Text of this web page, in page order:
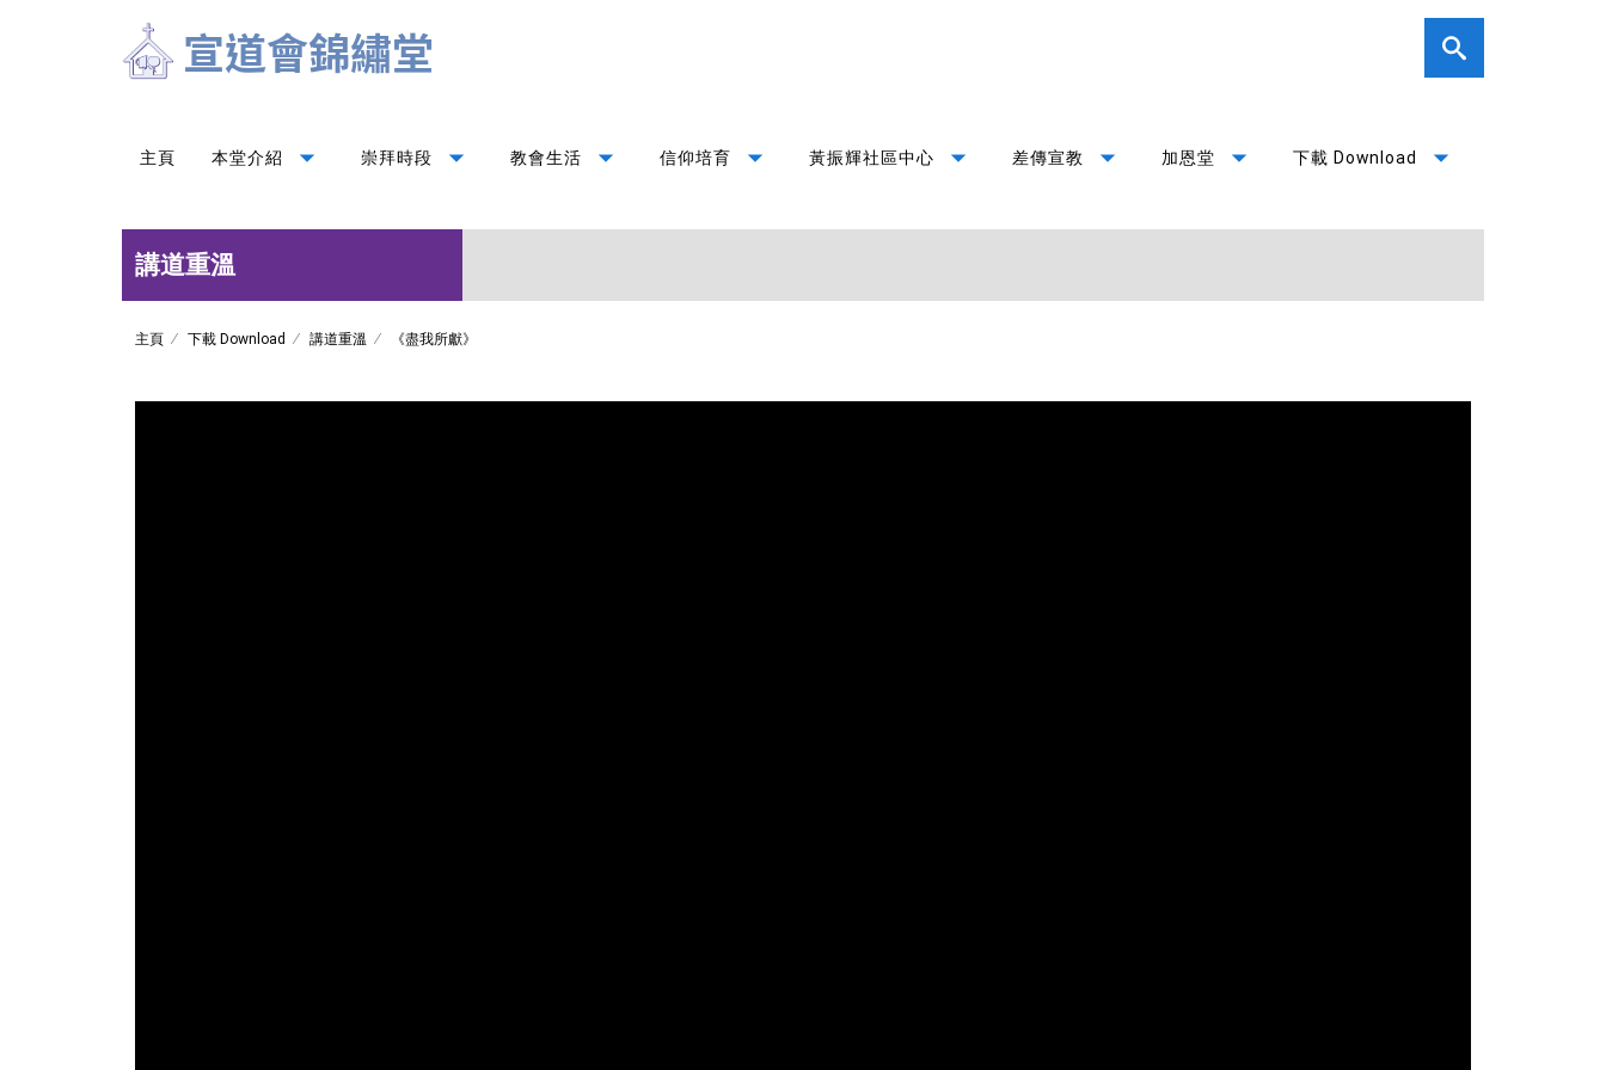
主頁 本堂介紹 arrow_drop_down 崇拜時段 arrow_drop_down 教會生活 arrow_drop_down 信仰培育 arrow_drop_down 黃振輝社區中心 arrow_drop_down 差傳宣教 arrow_drop_down 加恩堂 arrow_drop_down 下載 Download arrow_drop_down
講道重溫
主頁 下載 Download 講道重溫 《盡我所獻》